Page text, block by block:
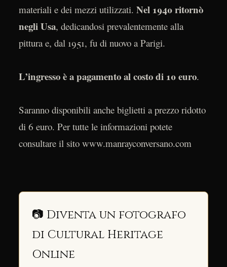
materiali e dei mezzi utilizzati. Nel 1940 ritornò
negli Usa, dedicandosi prevalentemente alla
pittura e, dal 1951, fu di nuovo a Parigi.
L’ingresso è a pagamento al costo di 10 euro.
Saranno disponibili anche biglietti a prezzo ridotto
di 6 euro. Per tutte le informazioni potete
consultare il sito www.manrayconversano.com
📷 Diventa un fotografo
di Cultural Heritage
Online